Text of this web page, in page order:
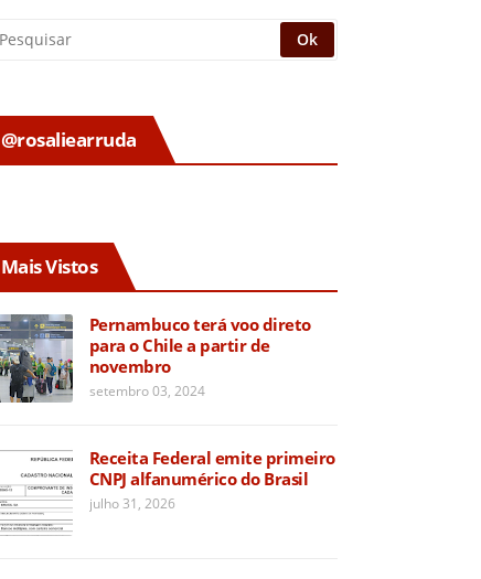
@rosaliearruda
Mais Vistos
Pernambuco terá voo direto
para o Chile a partir de
novembro
setembro 03, 2024
Receita Federal emite primeiro
CNPJ alfanumérico do Brasil
julho 31, 2026